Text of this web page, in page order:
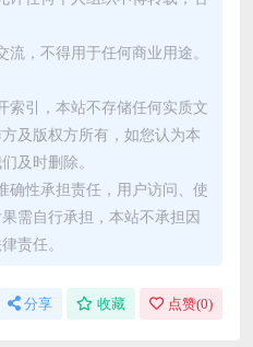
，不得用于任何商业用途。
索引，本站不存储任何实质文
及版权方所有，如您认为本
及时删除。
确性承担责任，用户访问、使
需自行承担，本站不承担因
责任。
分享 收藏 点赞(0)